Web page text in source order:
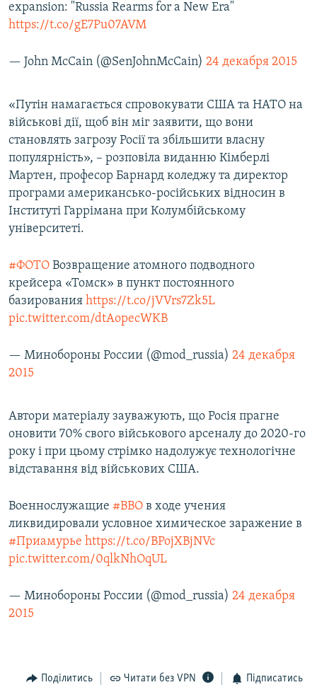
expansion: "Russia Rearms for a New Era"
https://t.co/gE7Pu07AVM
— John McCain (@SenJohnMcCain) 24 декабря 2015
«Путін намагається спровокувати США та НАТО на
військові дії, щоб він міг заявити, що вони
становлять загрозу Росії та збільшити власну
популярність», – розповіла виданню Кімберлі
Мартен, професор Барнард коледжу та директор
програми американсько-російських відносин в
Інституті Гаррімана при Колумбійському
університеті.
#ФОТО Возвращение атомного подводного
крейсера «Томск» в пункт постоянного
базирования https://t.co/jVVrs7Zk5L
pic.twitter.com/dtAopecWKB
— Минобороны России (@mod_russia) 24 декабря
2015
Автори матеріалу зауважують, що Росія прагне
оновити 70% свого військового арсеналу до 2020-го
року і при цьому стрімко надолужує технологічне
відставання від військових США.
Военнослужащие #ВВО в ходе учения
ликвидировали условное химическое заражение в
#Приамурье https://t.co/BPojXBjNVc
pic.twitter.com/0qlkNhOqUL
— Минобороны России (@mod_russia) 24 декабря
2015
Поділитись Читати без VPN Підписатись